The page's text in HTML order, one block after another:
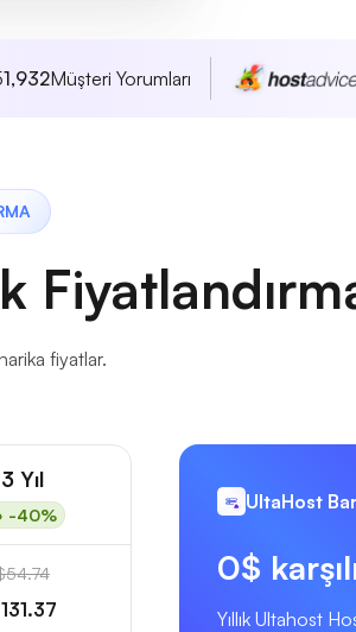
1,932Müşteri Yorumları
fiyatlar.
3 Yıl
-40%
UltaHost
0$
Yıllık Ultahost